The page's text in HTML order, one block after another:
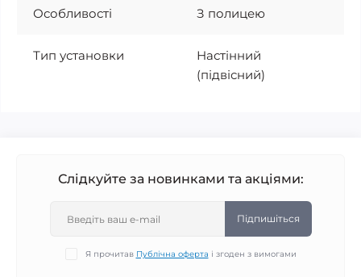
Особливості З полицею
Тип установки
Настінний
(підвісний)
Слідкуйте за новинками та акціями:
Підпишіться
Я прочитав Публічна оферта і згоден з вимогами